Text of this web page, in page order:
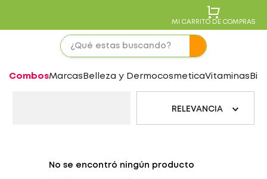
MI CARRITO DE COMPRAS
CombosMarcas Belleza y DermocosmeticaVitaminas
RELEVANCIA
No se encontró ningún producto